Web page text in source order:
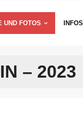
UND FOTOS INFOS
– 2023